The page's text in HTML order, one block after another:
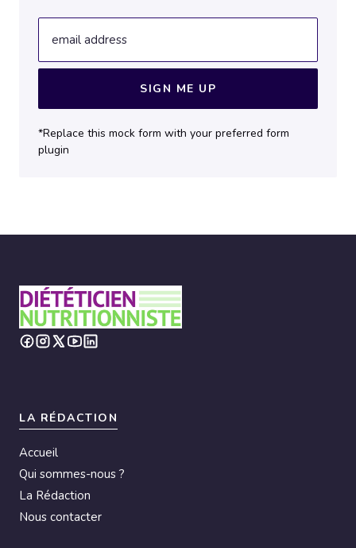
email address
SIGN ME UP
*Replace this mock form with your preferred form
plugin
LA RÉDACTION
Accueil
Qui sommes-nous ?
La Rédaction
Nous contacter